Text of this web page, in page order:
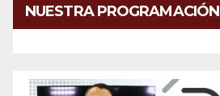
NUESTRA PROGRAMACIÓN